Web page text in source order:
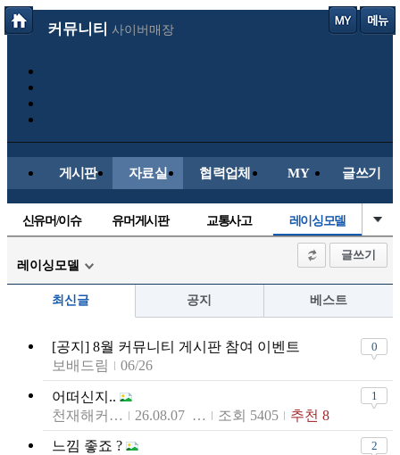
커뮤니티 사이버매장
게시판 자료실 협력업체 MY 글쓰기
신유머/이슈 유머게시판 교통사고 레이싱모델
직찍/특종
자동차사진 후방주의방 자유사진 군사/무기
항공/해운/철도 올드카/추억 오토바이
장착시공사진
레이싱모델
글쓰기
최신글 공지 베스트
[공지] 8월 커뮤니티 게시판 참여 이벤트
보배드림
06/26
0
어떠신지..
천재해커하데스
26.08.07 10:33 조회 5405 추천 8
1
느낌 좋죠 ?
2